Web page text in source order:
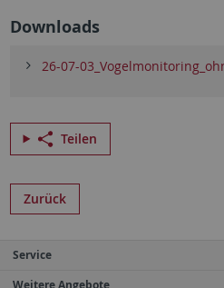
Downloads
26-07-
Teilen
Zurück
Service
Weitere Angebote